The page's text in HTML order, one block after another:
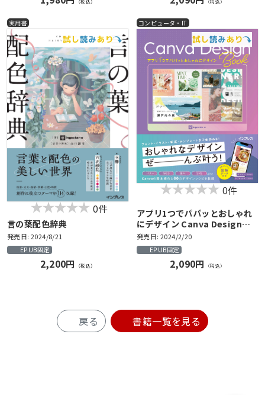
（税込） （税込）
実用書
0件
言の葉配色辞典
発売日: 2024/8/21
EPUB固定
2,200円 （税込）
コンピュータ・IT
0件
アプリ1つでパパッとおしゃれ
にデザイン Canva Design
Book
発売日: 2024/2/20
EPUB固定
2,090円 （税込）
戻る 書籍一覧を見る